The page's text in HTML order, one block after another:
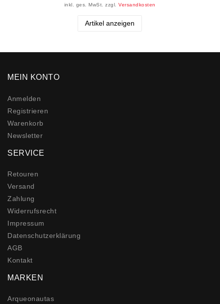
inkl. ges. MwSt. zzgl.Versandkosten
Artikel anzeigen
MEIN KONTO
Anmelden
Registrieren
Warenkorb
Newsletter
SERVICE
Retouren
Versand
Zahlung
Widerrufs­recht
Impressum
Daten­schutz­erklärung
AGB
Kontakt
MARKEN
Arqueonautas